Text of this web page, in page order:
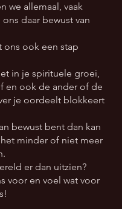
we allemaal, vaak
daar bewust van
ons ook een stap
in je spirituele groei,
en ook de ander of de
je oordeelt blokkeert
bewust bent dan kan
minder of niet meer
er dan uitzien?
voor en voel wat voor